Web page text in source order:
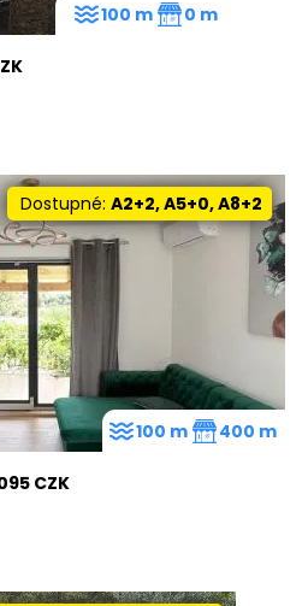
100 m 0 m
Dostupné: A2+2, A5+0, A8+2
CZK
100 m 400 m